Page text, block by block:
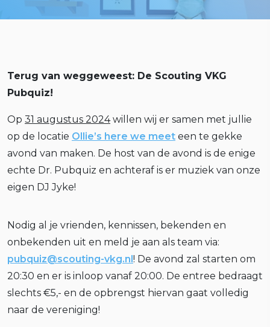
Terug van weggeweest: De Scouting VKG
Pubquiz!
Op 31 augustus 2024willen wij er samen met jullie
op de locatie Ollie’s here we meet een te gekke
avond van maken. De host van de avond is de enige
echte Dr. Pubquiz en achteraf is er muziek van onze
eigen DJ Jyke!
Nodig al je vrienden, kennissen, bekenden en
onbekenden uit en meld je aan als team via:
pubquiz@scouting-vkg.nl! De avond zal starten om
20:30 en er is inloop vanaf 20:00. De entree bedraagt
slechts €5,- en de opbrengst hiervan gaat volledig
naar de vereniging!